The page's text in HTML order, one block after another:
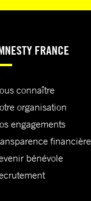
FRANCE
connaître
organisation
engagements
financière
bénévole